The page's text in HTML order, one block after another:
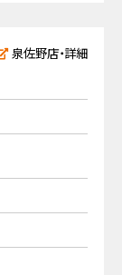
泉佐野店・詳細